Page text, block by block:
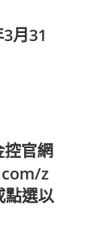
月31
控官網
z
點選以